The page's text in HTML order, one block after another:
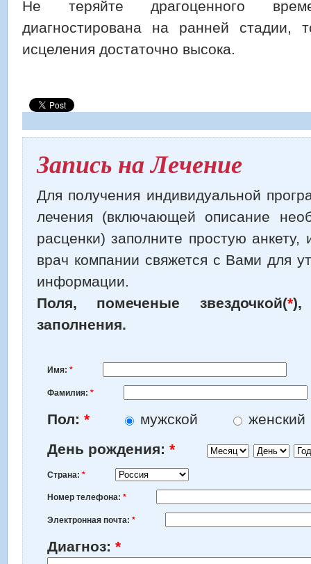
Не теряйте драгоценного
диагностирована на ранней стадии,
исцеления достаточно высока.
Запись на Лечение
Для получения индивидуальной
лечения (включающей описание
расценки) заполните простую анкету,
врач компании свяжется с Вами для
информации.
Поля, помеченые звездочкой(*),
заполнения.
Имя: *
Фамилия: *
Пол: * мужской
женский
День рождения: * Месяц День Год
Страна: *
Номер телефона: *
Электронная почта: *
Диагноз: *